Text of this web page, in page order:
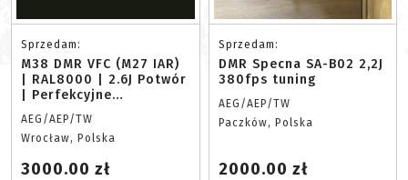
Sprzedam:
M38 DMR VFC (M27 IAR)
| RAL8000 | 2.6J Potwór
| Perfekcyjne
Spasowanie
AEG/AEP/TW
Wrocław, Polska
3000.00 zł
Sprzedam:
DMR Specna SA-B02 2,2J
380fps tuning
AEG/AEP/TW
Paczków, Polska
2000.00 zł